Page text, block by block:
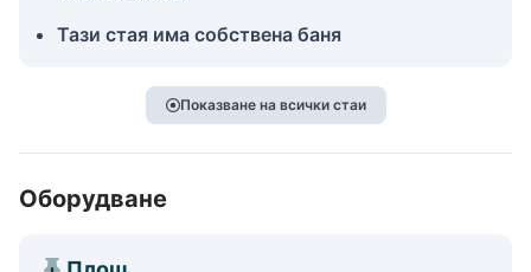
Тази стая има собствена баня
Показване на всички стаи
Оборудване